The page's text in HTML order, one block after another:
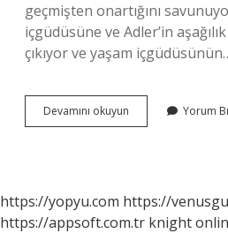
geçmişten onartığını
içgüdüsüne ve Adler’in
çıkıyor ve yaşam
Devamını okuyun
Psişik
Yorum
https://yopyu.com https://
https://appsoft.com.tr knight